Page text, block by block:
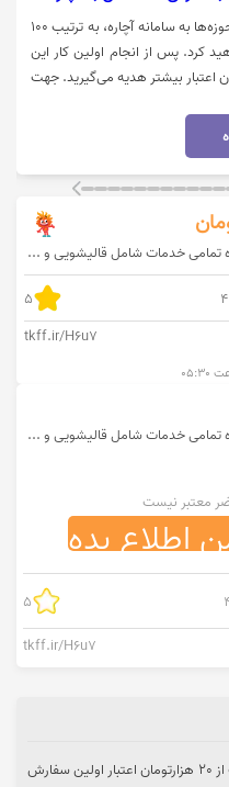
با معرفی متخصصین حوزه نظافت و سایر حوزه‌ها به سامانه آچاره، به ترتیب 100
کرد. پس از انجام اولین کار این
ترتیب 100 و 30 هزار تومان اعتبار بیشتر هدیه می‌گیرید. جهت
5
tkff.ir/H6u7
معتبر نیست
اطلاع بده
5
tkff.ir/H6u7
با ثبت نام از طریق لینک معرف تخفیف هات از 20 هزارتومان اعتبار اولین سفارش